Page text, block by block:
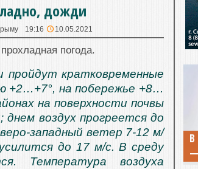
дожди
19:16 10.05.2021
погода.
пройдут кратковременные
+2…+7°, на побережье +8…
на поверхности почвы
воздух прогреется до
западный ветер 7-12 м/
до 17 м/с. В среду
Температура воздуха